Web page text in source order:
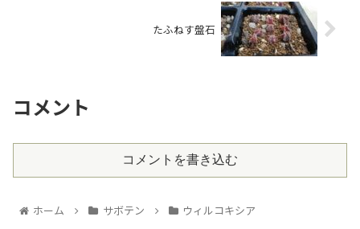
たふねす盤石
コメント
コメントを書き込む
ホーム サボテン ウィルコキシア